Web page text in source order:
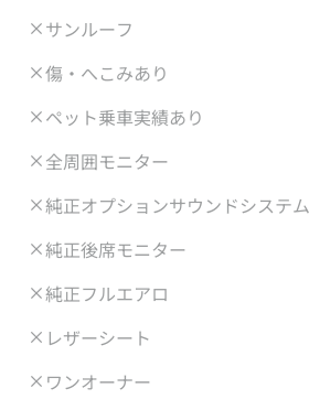
サンルーフ
傷・へこみあり
ペット乗車実績あり
全周囲モニター
純正オプションサウンドシステム
純正後席モニター
純正フルエアロ
レザーシート
ワンオーナー